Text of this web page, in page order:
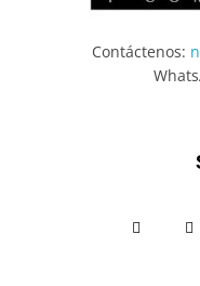
Contáctenos: